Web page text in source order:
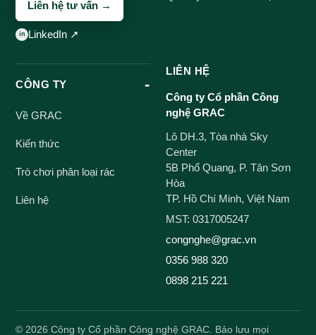
Liên hệ tư vấn →
LinkedIn ↗
CÔNG TY
Về GRAC
Kiến thức
Trò chơi phân loại rác
Liên hệ
LIÊN HỆ
Công ty Cổ phần Công
nghệ GRAC
Lô DH.3, Tòa nhà Sky
Center
5B Phổ Quang, P. Tân Sơn
Hòa
TP. Hồ Chí Minh, Việt Nam
MST: 0317005247
congnghe@grac.vn
0356 988 320
0898 215 221
© 2026 Công ty Cổ phần Công nghệ GRAC. Bảo lưu mọi